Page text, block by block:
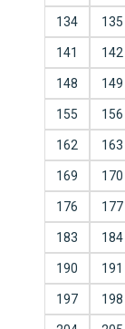
134 135
141 142
148 149
155 156
162 163
169 170
176 177
183 184
190 191
197 198